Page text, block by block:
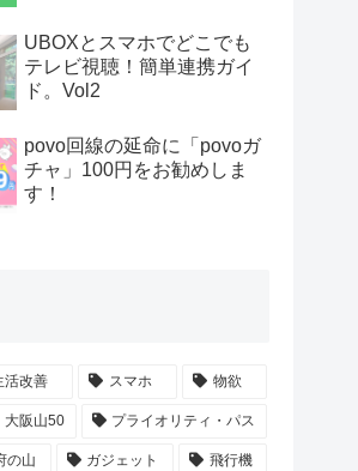
UBOXとスマホでどこでも
テレビ視聴！簡単連携ガイ
ド。Vol2
povo回線の延命に「povoガ
チャ」100円をお勧めしま
す！
活改善 スマホ 物欲
大阪山50 プライオリティ・パス
の山 ガジェット 飛行機